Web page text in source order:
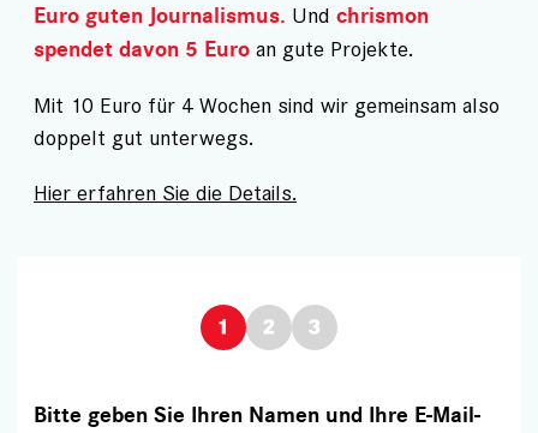
Euro guten Journalismus. Und chrismon
spendet davon 5 Euro an gute Projekte.
Mit 10 Euro für 4 Wochen sind wir gemeinsam also
doppelt gut unterwegs.
Hier erfahren Sie die Details.
Bitte geben Sie Ihren Namen und Ihre E-Mail-